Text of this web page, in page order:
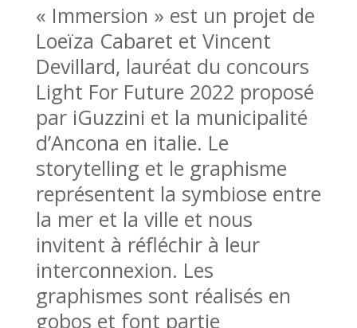
« Immersion » est un projet de
Loeïza Cabaret et Vincent
Devillard, lauréat du concours
Light For Future 2022 proposé
par iGuzzini et la municipalité
d’Ancona en italie. Le
storytelling et le graphisme
représentent la symbiose entre
la mer et la ville et nous
invitent à réfléchir à leur
interconnexion. Les
graphismes sont réalisés en
gobos et font partie